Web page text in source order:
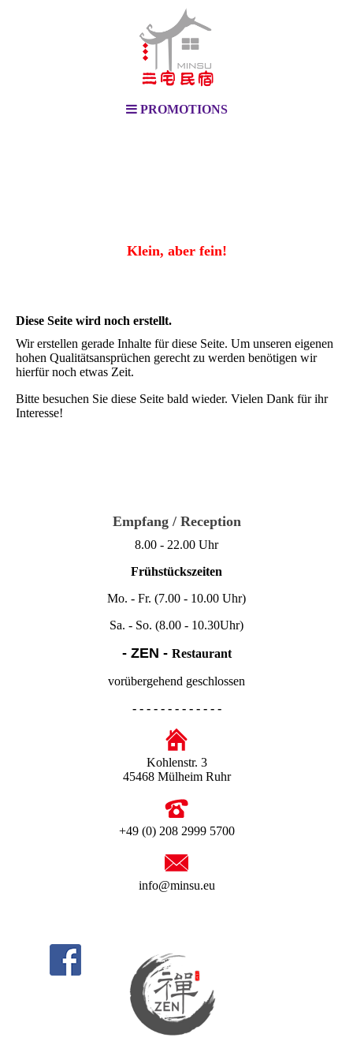
PROMOTIONS
Klein, aber fein!
Diese Seite wird noch erstellt.
Wir erstellen gerade Inhalte für diese Seite. Um unseren eigenen
hohen Qualitätsansprüchen gerecht zu werden benötigen wir
hierfür noch etwas Zeit.
Bitte besuchen Sie diese Seite bald wieder. Vielen Dank für ihr
Interesse!
Empfang / Reception
8.00 - 22.00 Uhr
Frühstückszeiten
Mo. - Fr. (7.00 - 10.00 Uhr)
Sa. - So. (8.00 - 10.30Uhr)
- ZEN - Restaurant
vorübergehend geschlossen
- - - - - - - - - - - - -
Kohlenstr. 3
45468 Mülheim Ruhr
+49 (0) 208 2999 5700
info@minsu.eu